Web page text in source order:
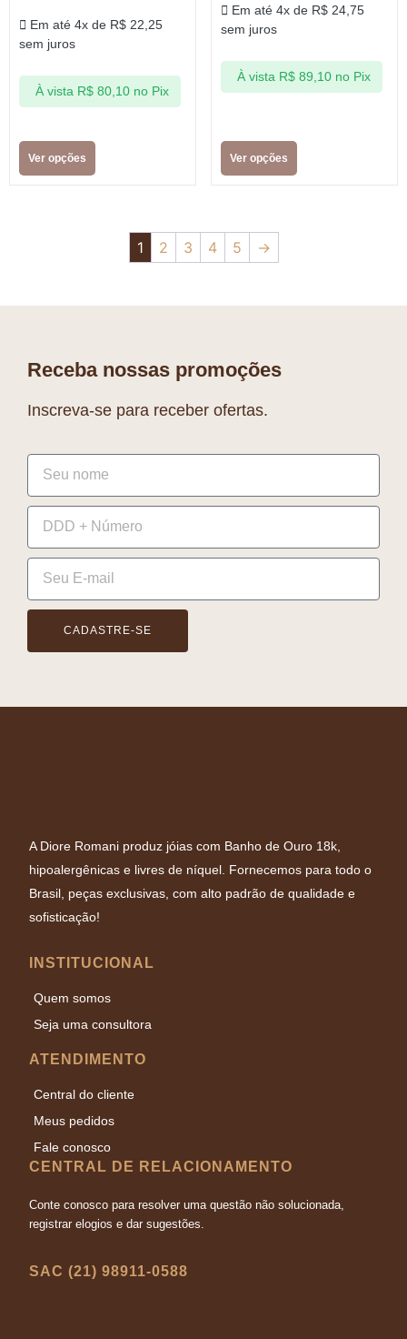
Em até 4x de R$ 22,25
sem juros
À vista R$80,10 no Pix
Ver opções
Em até 4x de R$ 24,75
sem juros
À vista R$89,10 no Pix
Ver opções
1 2 3 4 5 →
Receba nossas promoções
Inscreva-se para receber ofertas.
CADASTRE-SE
A Diore Romani produz jóias com Banho de Ouro 18k,
hipoalergênicas e livres de níquel. Fornecemos para todo o
Brasil, peças exclusivas, com alto padrão de qualidade e
sofisticação!
INSTITUCIONAL
Quem somos
Seja uma consultora
ATENDIMENTO
Central do cliente
Meus pedidos
Fale conosco
CENTRAL DE RELACIONAMENTO
Conte conosco para resolver uma questão não solucionada,
registrar elogios e dar sugestões.
SAC (21) 98911-0588